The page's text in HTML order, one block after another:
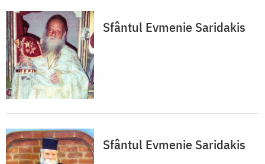
Sfântul Evmenie Saridakis
Sfântul Evmenie Saridakis